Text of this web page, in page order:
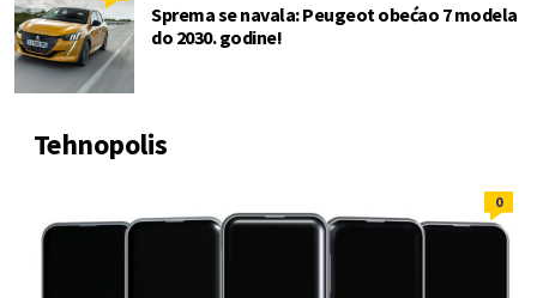
Sprema se navala: Peugeot obećao 7 modela
do 2030. godine!
Tehnopolis
0